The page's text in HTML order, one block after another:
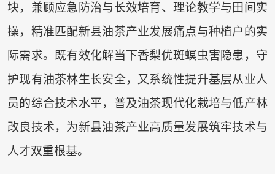
块，兼顾应急防治与长效培育、理论教学与田间实
操，精准匹配新县油茶产业发展痛点与种植户的实
际需求。既有效化解当下香梨优斑螟虫害隐患，守
护现有油茶林生长安全，又系统性提升基层从业人
员的综合技术水平，普及油茶现代化栽培与低产林
改良技术，为新县油茶产业高质量发展筑牢技术与
人才双重根基。